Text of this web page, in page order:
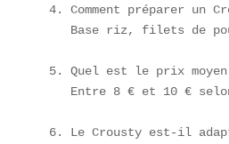
4. Comment préparer un
Base riz, filets de
5. Quel est le prix
Entre 8 € et 10 €
6. Le Crousty est-il